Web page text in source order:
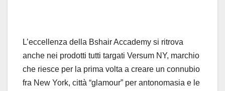
L’eccellenza della Bshair Accademy si ritrova
anche nei prodotti tutti targati Versum NY, marchio
che riesce per la prima volta a creare un connubio
fra New York, città “glamour” per antonomasia e le